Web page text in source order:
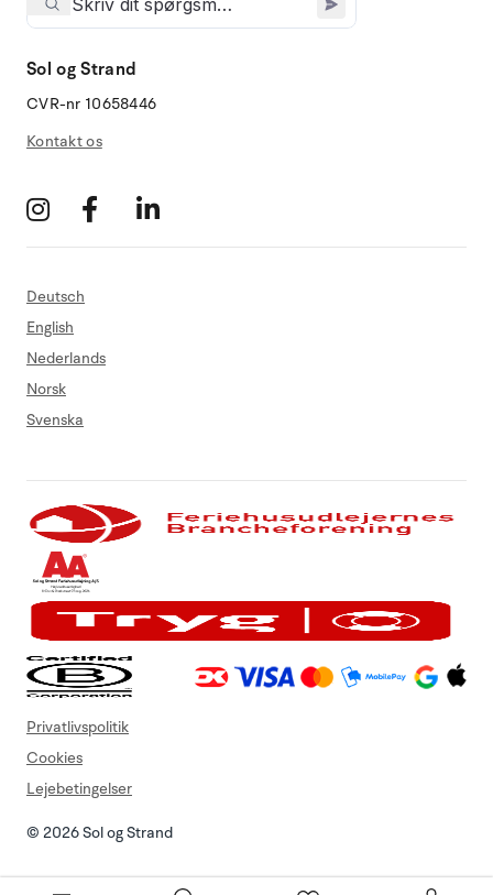
Sol og Strand
CVR-nr 10658446
Kontakt os
Deutsch
English
Nederlands
Norsk
Svenska
© 2026 Sol og Strand
Privatlivspolitik
Cookies
Lejebetingelser